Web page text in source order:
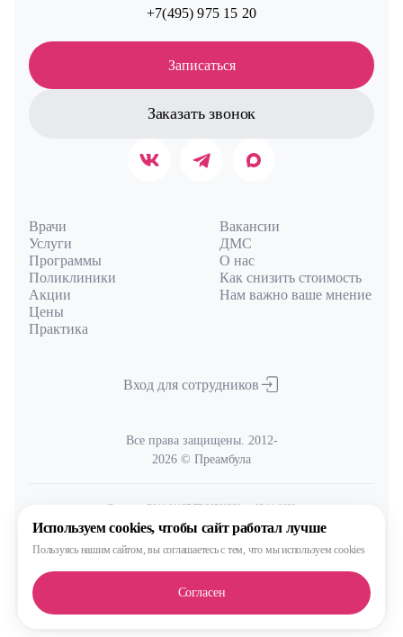
+7(495) 975 15 20
Записаться
Заказать звонок
Врачи
Услуги
Программы
Поликлиники
Акции
Цены
Практика
Вакансии
ДМС
О нас
Как снизить стоимость
Нам важно ваше мнение
Вход для сотрудников
Все права защищены. 2012-
2026 © Преамбула
Лицензия Л041-01137-77/00590289 от 05.11.2020
выдана Министерством здравоохранения Московской области
Сделано, конечно, в MAX
Используем cookies, чтобы сайт работал лучше
Пользуясь нашим сайтом,вы соглашаетесь с тем, что мы используем cookies
Согласен